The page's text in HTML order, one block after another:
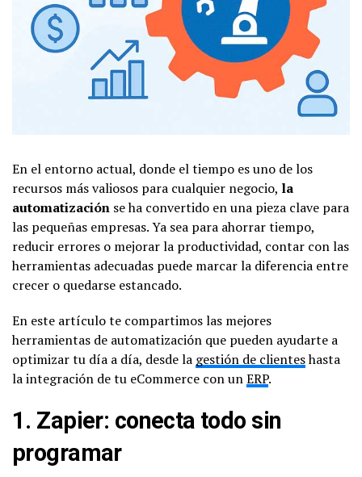
En el entorno actual, donde el tiempo es uno de los
recursos más valiosos para cualquier negocio, la
automatización se ha convertido en una pieza clave para
las pequeñas empresas. Ya sea para ahorrar tiempo,
reducir errores o mejorar la productividad, contar con las
herramientas adecuadas puede marcar la diferencia entre
crecer o quedarse estancado.
En este artículo te compartimos las mejores
herramientas de automatización que pueden ayudarte a
optimizar tu día a día, desde la gestión de clienteshasta
la integración de tu eCommerce con unERP.
1. Zapier: conecta todo sin
programar